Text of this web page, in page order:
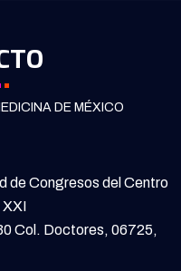
DE MÉXICO
de Congresos del Centro
XXI
Col. Doctores, 06725,